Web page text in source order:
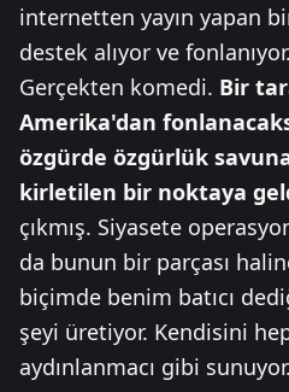
internetten yayın yapan
destek alıyor ve
Gerçekten komedi. Bir
Amerika'dan
özgürde özgürlük
kirletilen bir noktaya
çıkmış. Siyasete
da bunun bir parçası
biçimde benim batıcı
şeyi üretiyor. Kendisini
aydınlanmacı gibi